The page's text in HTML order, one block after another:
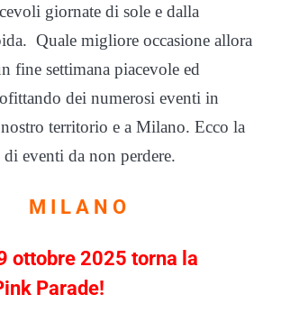
giornate di sole e dalla
Quale migliore occasione allora
fine settimana piacevole ed
dei numerosi eventi in
territorio e a Milano. Ecco la
di eventi da non perdere.
M I L A N O
ottobre 2025 torna la
Parade!